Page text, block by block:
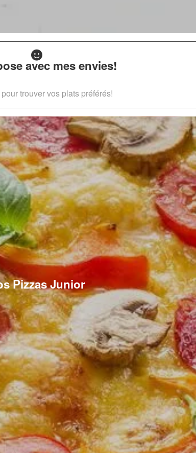
avec mes envies!
trouver vos plats préférés!
Pizzas Junior